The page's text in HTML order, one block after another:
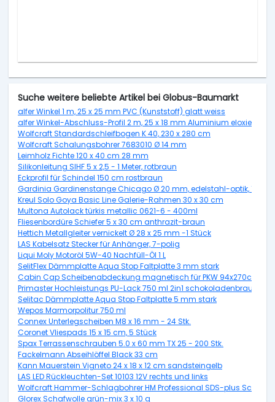
Suche weitere beliebte Artikel bei Globus-Baumarkt
alfer Winkel 1 m, 25 x 25 mm PVC (Kunststoff) glatt weiss
alfer Winkel-Abschluss-Profil 2 m, 25 x 18 mm Aluminium eloxiert
Wolfcraft Standardschleifbogen K 40, 230 x 280 cm
Wolfcraft Schalungsbohrer 7683010 Ø 14 mm
Leimholz Fichte 120 x 40 cm 28 mm
Silikonleitung SIHF 5 x 2,5 - 1 Meter, rotbraun
Eckprofil für Schindel 150 cm rostbraun
Gardinia Gardinenstange Chicago Ø 20 mm, edelstahl-optik, 160
Kreul Solo Goya Basic Line Galerie-Rahmen 30 x 30 cm
Multona Autolack türkis metallic 0621-6 - 400ml
Fliesenbordüre Schiefer 5 x 30 cm anthrazit-braun
Hettich Metallgleiter vernickelt Ø 28 x 25 mm -1 Stück
LAS Kabelsatz Stecker für Anhänger, 7-polig
Liqui Moly Motoröl 5W-40 Nachfüll-Öl 1 L
SelitFlex Dämmplatte Aqua Stop Faltplatte 3 mm stark
Cabin Cap Scheibenabdeckung magnetisch für PKW 94x270cm
Primaster Hochleistungs PU-Lack 750 ml 2in1 schokoladenbraun
Selitac Dämmplatte Aqua Stop Faltplatte 5 mm stark
Wepos Marmorpolitur 750 ml
Connex Unterlegscheiben M8 x 16 mm - 24 Stk.
Coronet Vliespads 15 x 15 cm, 5 Stück
Spax Terrassenschrauben 5.0 x 60 mm TX 25 - 200 Stk.
Fackelmann Abseihlöffel Black 33 cm
Kann Mauerstein Vigneto 24 x 18 x 12 cm sandsteingelb
LAS LED Rückleuchten-Set 10103 12V rechts und links
Wolfcraft Hammer-Schlagbohrer HM Professional SDS-plus Schaft
Glorex Schafwolle grün-mix 3 x 10 g